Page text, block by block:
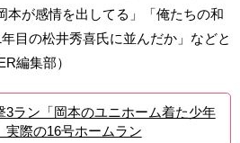
本が感情を出してる」「俺たちの和
目の松井秀喜氏に並んだか」などと
編集部）
3ラン「岡本のユニホーム着た少年
際の16号ホームラン